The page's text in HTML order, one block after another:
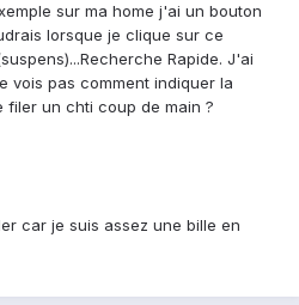
sur ma home j'ai un bouton
lorsque je clique sur ce
Rapide. J'ai
vois pas comment indiquer la
un chti coup de main ?
car je suis assez une bille en